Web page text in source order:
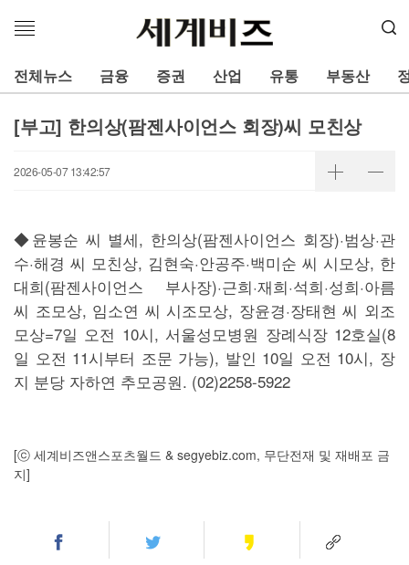
메
열
기
전체뉴스 금융 증권 산업 유통 부동산
[부고] 한의상(팜젠사이언스 회장)씨 모친상
2026-05-07 13:42:57
◆윤봉순 씨 별세, 한의상(팜젠사이언스 회장)·범상·관
수·해경 씨 모친상, 김현숙·안공주·백미순 씨 시모상, 한
대희(팜젠사이언스 부사장)·근희·재희·석희·성희·아름
씨 조모상, 임소연 씨 시조모상, 장윤경·장태현 씨 외조
모상=7일 오전 10시, 서울성모병원 장례식장 12호실(8
일 오전 11시부터 조문 가능), 발인 10일 오전 10시, 장
지 분당 자하연 추모공원. (02)2258-5922
[ⓒ 세계비즈앤스포츠월드 & segyebiz.com, 무단전재 및 재배포 금
지]